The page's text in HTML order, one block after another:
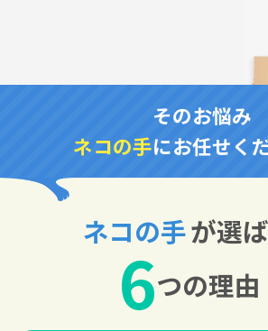
そのお悩み
ネコの手にお任せく
ネコの手が選
6つの理由